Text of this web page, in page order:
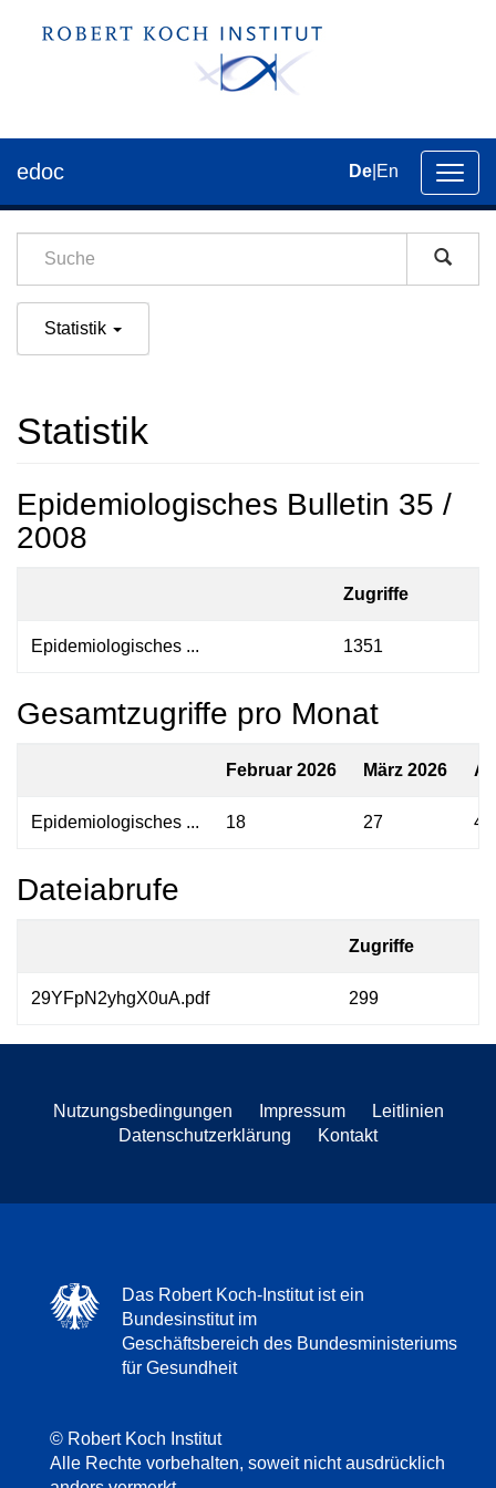
der
edoc De En
Statistik
Statistik
Epidemiologisches Bulletin 35 /
2008
Zugriffe
Epidemiologisches ... 1351
Gesamtzugriffe pro Monat
Februar 2026 März 2026
Epidemiologisches ... 18 27 47
Dateiabrufe
Zugriffe
29YFpN2yhgX0uA.pdf 299
Nutzungsbedingungen Impressum
Leitlinien
Datenschutzerklärung
Kontakt
Das Robert Koch-Institut ist ein
Bundesinstitut im
Geschäftsbereich des Bundesministeriums
für Gesundheit
© Robert Koch Institut
Alle Rechte vorbehalten, soweit nicht ausdrücklich